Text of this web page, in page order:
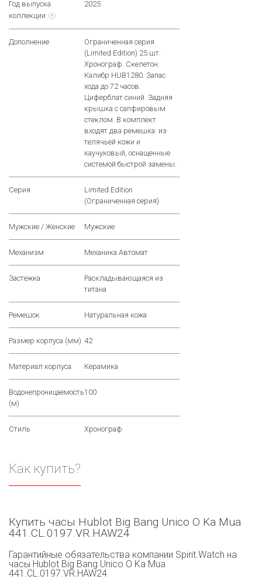
Год выпуска
коллекции
?
2025
Дополнение
Ограниченная серия
(Limited Edition) 25 шт.
Хронограф. Скелетон.
Калибр HUB1280. Запас
хода до 72 часов.
Циферблат синий. Задняя
крышка с сапфировым
стеклом. В комплект
входят два ремешка: из
телячьей кожи и
каучуковый, оснащенные
системой быстрой замены.
Серия
Limited Edition
(Ограниченная серия)
Мужские / Женские Мужские
Механизм Механика Автомат
Застежка
Раскладывающаяся из
титана
Ремешок Натуральная кожа
Размер корпуса (мм) 42
Материал корпуса Керамика
Водонепроницаемость
(м)
100
Стиль Хронограф
Как купить?
Купить часы Hublot Big Bang Unico O Ka Mua
441.CL.0197.VR.HAW24
Гарантийные обязательства компании Spirit.Watch на
часы Hublot Big Bang Unico O Ka Mua
441.CL.0197.VR.HAW24